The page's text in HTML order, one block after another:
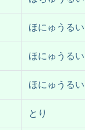
ほにゅうるい
ほにゅうるい
ほにゅうるい
とり